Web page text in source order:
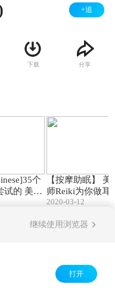
+追
下载 分享
个
试的 美容
【按摩助眠】 美
师Reiki为你做耳
面部护理
2020-03-12
继续使用浏览器
打开